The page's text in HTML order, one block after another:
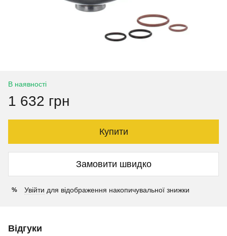
В наявності
1 632 грн
Купити
Замовити швидко
% Увійти для відображення накопичувальної знижки
Відгуки